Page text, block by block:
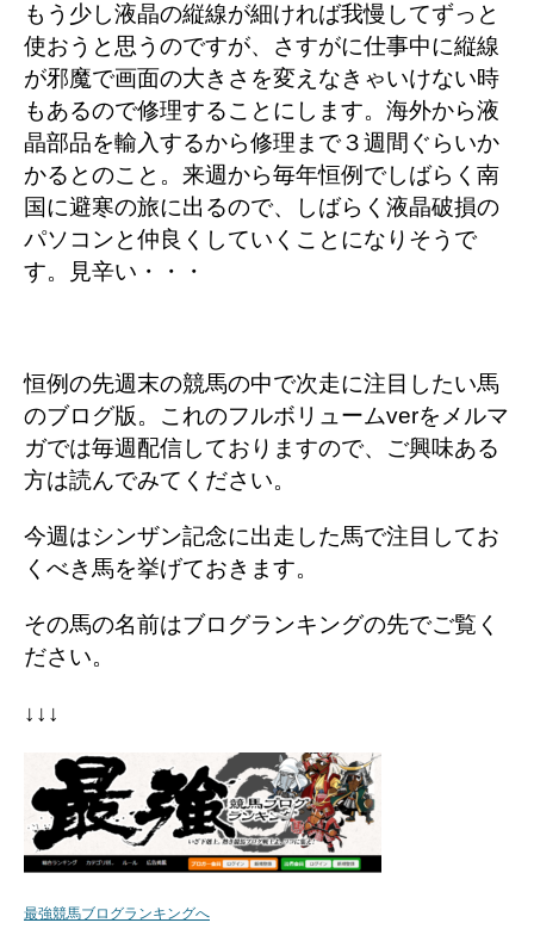
もう少し液晶の縦線が細ければ我慢してずっと
使おうと思うのですが、さすがに仕事中に縦線
が邪魔で画面の大きさを変えなきゃいけない時
もあるので修理することにします。海外から液
晶部品を輸入するから修理まで３週間ぐらいか
かるとのこと。来週から毎年恒例でしばらく南
国に避寒の旅に出るので、しばらく液晶破損の
パソコンと仲良くしていくことになりそうで
す。見辛い・・・
恒例の先週末の競馬の中で次走に注目したい馬
のブログ版。これのフルボリュームverをメルマ
ガでは毎週配信しておりますので、ご興味ある
方は読んでみてください。
今週はシンザン記念に出走した馬で注目してお
くべき馬を挙げておきます。
その馬の名前はブログランキングの先でご覧く
ださい。
↓↓↓
最強競馬ブログランキングへ